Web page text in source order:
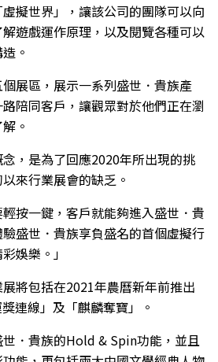
擬世界」，讓該公司的團隊可以向
遊戲運作原理，以及閱覽各種可以
。
展區，展示一系列盛世．貴族產
陪同客戶，讓觀眾對於他們正在瀏
。
，是為了回應2020年所出現的挑
來行業展會的缺乏。
按一鍵，客戶就能夠進入盛世．貴
盛世．貴族享負盛名的首個虛擬行
娛樂。」
將包括在2021年農曆新年前推出
連線」及「麒麟奪寶」。
世．貴族的Hold & Spin功能，並且